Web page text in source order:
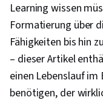
Learning wissen
Formatierung über
Fähigkeiten bis hin
– dieser Artikel
einen Lebenslauf im
benötigen, der